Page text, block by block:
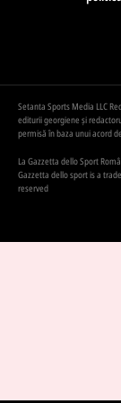
Setanta Sports Media LLC
editurii georgiene și
permisă în baza unui acord
La Gazzetta dello Sport
Gazzetta dello sport is a
reserved